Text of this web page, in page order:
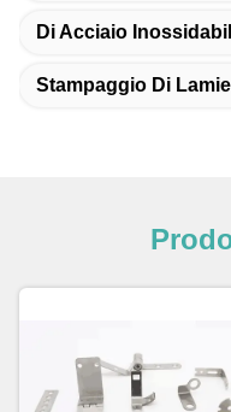
Di Acciaio
Stampaggio Di